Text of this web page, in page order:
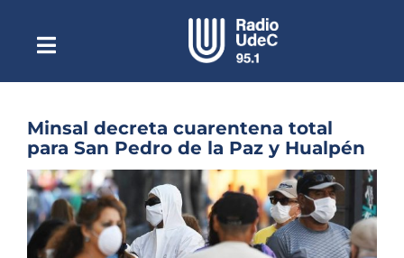
contenidoToggle
NavigationEscuchar Radio UdeC en vivo
Quiénes Somos
Programación
Podcast
Noticias
Minsal decreta cuarentena total
para San Pedro de la Paz y Hualpén
Ver
imagen
más
grande